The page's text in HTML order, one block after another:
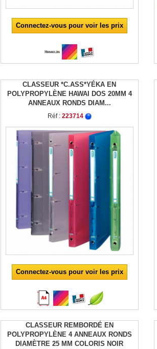
Connectez-vous pour voir les prix
CLASSEUR *C.ASS*YÉKA EN
POLYPROPYLÈNE HAWAI DOS 20MM 4
ANNEAUX RONDS DIAM...
Réf : 223714
Connectez-vous pour voir les prix
CLASSEUR REMBORDÉ EN
POLYPROPYLÈNE 4 ANNEAUX RONDS
DIAMÈTRE 25 MM COLORIS NOIR